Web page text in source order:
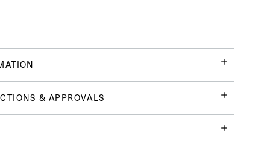
& APPROVALS